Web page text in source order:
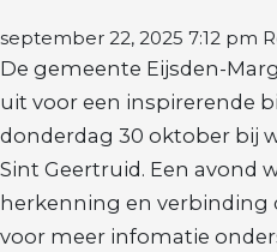
september 22, 2025 7:12 pm
De gemeente Eijsden-
uit voor een inspirerende
donderdag 30 oktober bij
Sint Geertruid. Een avond
herkenning en verbinding
voor meer infomatie